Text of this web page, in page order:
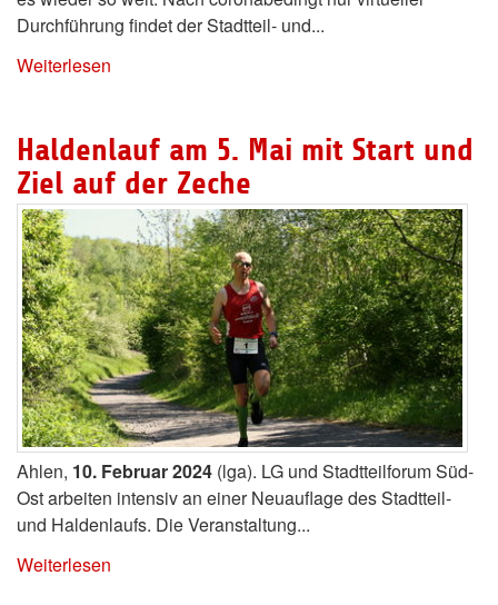
Durchführung findet der Stadtteil- und...
Weiterlesen
Haldenlauf am 5. Mai mit Start und
Ziel auf der Zeche
Ahlen, 10. Februar 2024 (lga). LG und Stadtteilforum Süd-
Ost arbeiten intensiv an einer Neuauflage des Stadtteil-
und Haldenlaufs. Die Veranstaltung...
Weiterlesen